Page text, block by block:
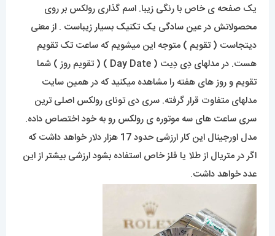
یک صفحه ی خاص با رنگی زیبا. اسم گذاری رولکس بر روی
محصولاتش در عین سادگی یک تکنیک بسیار زیباست . از معنی
دیتجاست ( تقویم ) متوجه این میشویم که ساعت تک تقویم
هست. در مدلهای دِی دِیت ( Day Date ) ( تقویم روز ) شما
تقویم و روز های هفته را مشاهده میکنید که در همین سایت
مدلهای متفاوت قرار گرفته. سری دی تونای رولکس اصلی ترین
سری ساعت های سه موتوره ی رولکس رو به خود اختصاص داده.
مدل اورجینال این کار ارزشی حدود 17 هزار دلار خواهد داشت که
اگر در متریال از طلا یا فلز خاص استفاده بشود ارزشی بیشتر از این
عدد خواهد داشت.